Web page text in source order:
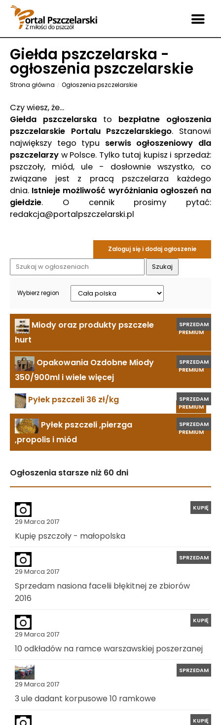
Giełda pszczelarska -
ogłoszenia pszczelarskie
Strona główna Ogłoszenia pszczelarskie
Czy wiesz, że...
Giełda pszczelarska to bezpłatne ogłoszenia
pszczelarskie Portalu Pszczelarskiego. Stanowi
największy tego typu serwis ogłoszeniowy dla
pszczelarzy w Polsce. Tylko tutaj kupisz i sprzedaż:
pszczoły, miód, ule - dosłownie wszystko, co
związane jest z pracą pszczelarza każdego
dnia. Istnieje możliwość wyróżniania ogłoszeń na
giełdzie. O cennik prosimy pytać:
redakcja@portalpszczelarski.pl
Zaloguj się i dodaj ogłoszenie
Wybierz region
PREMIUM
SPRZEDAM
Miody oraz produkty pszczele
hurt
PREMIUM
SPRZEDAM
Opakowania Ozdobne Miody
350/900ml i wiele więcej
PREMIUM
SPRZEDAM
Pyłek pszczeli 36 zł/kg
PREMIUM
SPRZEDAM
Pyłek pszczeli ,pierzga
,propolis i miód
Ogłoszenia starsze niż 60 dni
29 Marca 2017
KUPIĘ
Kupię pszczoły - małopolska
29 Marca 2017
SPRZEDAM
Sprzedam nasiona facelii błękitnej ze zbiorów
2016
29 Marca 2017
KUPIĘ
10 odkładów na ramce warszawskiej poszerzanej
29 Marca 2017
SPRZEDAM
3 ule dadant korpusowe 10 ramkowe
KUPIĘ